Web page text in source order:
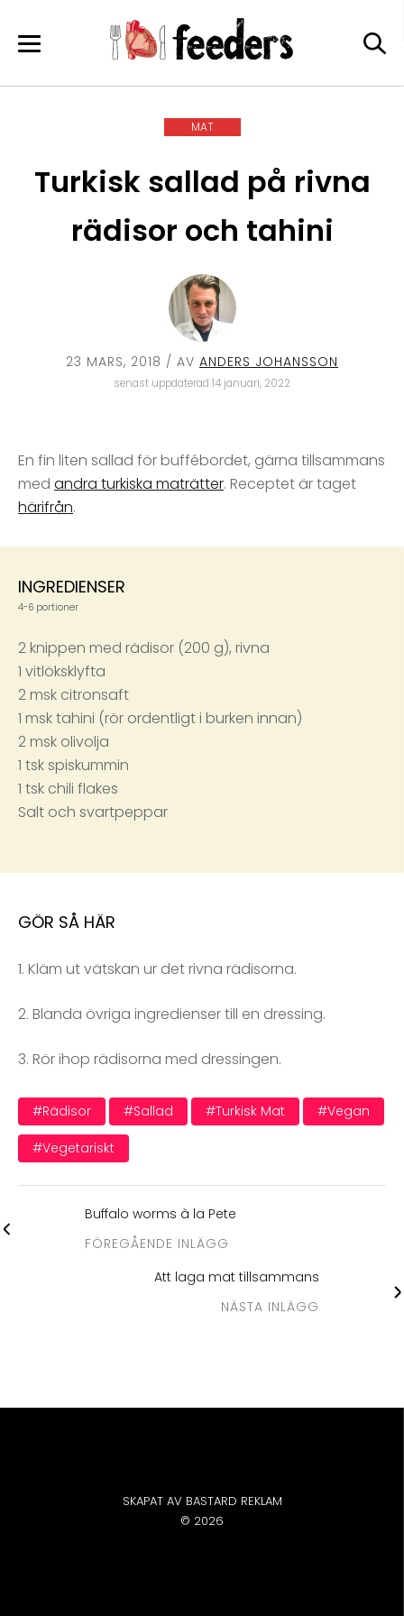
MAT
Turkisk sallad på rivna
rädisor och tahini
23 MARS, 2018 / AV ANDERS JOHANSSON
senast uppdaterad 14 januari, 2022
En fin liten sallad för buffébordet, gärna tillsammans
med andra turkiska maträtter. Receptet är taget
härifrån.
INGREDIENSER
4-6 portioner
2 knippen med rädisor (200 g), rivna
1 vitlöksklyfta
2 msk citronsaft
1 msk tahini (rör ordentligt i burken innan)
2 msk olivolja
1 tsk spiskummin
1 tsk chili flakes
Salt och svartpeppar
GÖR SÅ HÄR
1. Kläm ut vätskan ur det rivna rädisorna.
2. Blanda övriga ingredienser till en dressing.
3. Rör ihop rädisorna med dressingen.
#rädisor #sallad #turkisk Mat #vegan
#vegetariskt
Buffalo worms à la Pete
FÖREGÅENDE INLÄGG
Att laga mat tillsammans
NÄSTA INLÄGG
SKAPAT AV BASTARD REKLAM
© 2026